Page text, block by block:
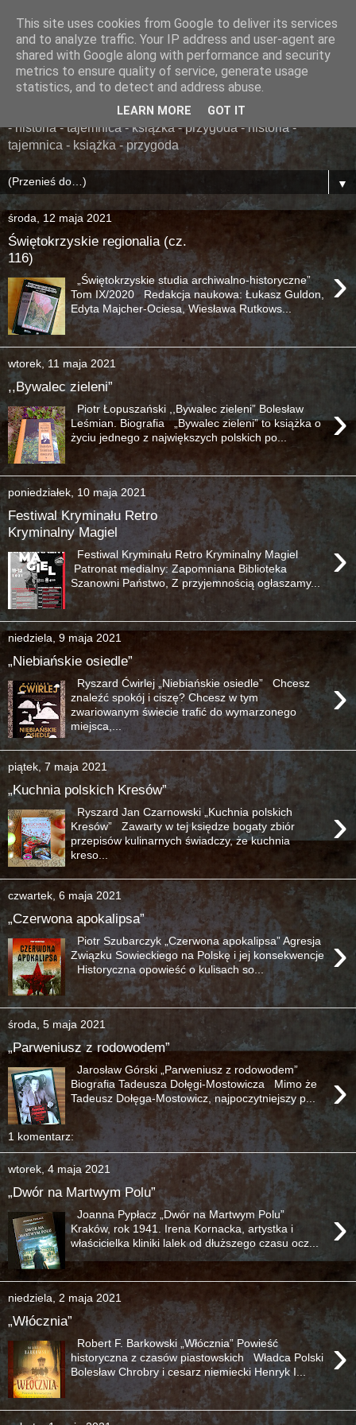
......... ZAPOMNIANA
BIBLIOTEKA ........
książka - przygoda - historia - tajemnica - książka - przygoda
- historia - tajemnica - książka - przygoda - historia -
tajemnica - książka - przygoda
▼
środa, 12 maja 2021
Świętokrzyskie regionalia (cz.
116)
›
„Świętokrzyskie studia archiwalno-historyczne”
Tom IX/2020 Redakcja naukowa: Łukasz Guldon,
Edyta Majcher-Ociesa, Wiesława Rutkows...
wtorek, 11 maja 2021
,,Bywalec zieleni”
›
Piotr Łopuszański ,,Bywalec zieleni” Bolesław
Leśmian. Biografia „Bywalec zieleni” to książka o
życiu jednego z największych polskich po...
poniedziałek, 10 maja 2021
Festiwal Kryminału Retro
Kryminalny Magiel
›
Festiwal Kryminału Retro Kryminalny Magiel
Patronat medialny: Zapomniana Biblioteka
Szanowni Państwo, Z przyjemnością ogłaszamy...
niedziela, 9 maja 2021
„Niebiańskie osiedle”
›
Ryszard Ćwirlej „Niebiańskie osiedle” Chcesz
znaleźć spokój i ciszę? Chcesz w tym
zwariowanym świecie trafić do wymarzonego
miejsca,...
piątek, 7 maja 2021
„Kuchnia polskich Kresów”
›
Ryszard Jan Czarnowski „Kuchnia polskich
Kresów” Zawarty w tej księdze bogaty zbiór
przepisów kulinarnych świadczy, że kuchnia
kreso...
czwartek, 6 maja 2021
„Czerwona apokalipsa”
›
Piotr Szubarczyk „Czerwona apokalipsa” Agresja
Związku Sowieckiego na Polskę i jej konsekwencje
Historyczna opowieść o kulisach so...
środa, 5 maja 2021
„Parweniusz z rodowodem”
›
Jarosław Górski „Parweniusz z rodowodem”
Biografia Tadeusza Dołęgi-Mostowicza Mimo że
Tadeusz Dołęga-Mostowicz, najpoczytniejszy p...
1 komentarz:
wtorek, 4 maja 2021
„Dwór na Martwym Polu”
›
Joanna Pypłacz „Dwór na Martwym Polu”
Kraków, rok 1941. Irena Kornacka, artystka i
właścicielka kliniki lalek od dłuższego czasu ocz...
niedziela, 2 maja 2021
„Włócznia”
›
Robert F. Barkowski „Włócznia” Powieść
historyczna z czasów piastowskich Władca Polski
Bolesław Chrobry i cesarz niemiecki Henryk I...
This site uses cookies from Google to deliver its services
and to analyze traffic. Your IP address and user-agent are
shared with Google along with performance and security
metrics to ensure quality of service, generate usage
statistics, and to detect and address abuse.
LEARN MORE GOT IT